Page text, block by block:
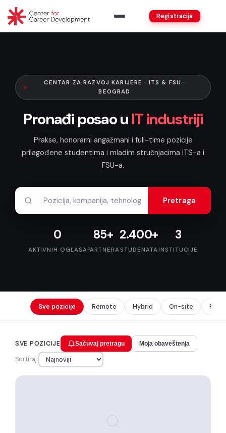
Registracija
CENTAR ZA RAZVOJ KARIJERE · ITS & FSU ·
BEOGRAD
Pronađi posao u IT industriji
Prakse, honorarni angažmani i full-time pozicije
prilagođene studentima i mladim stručnjacima ITS-a i
FSU-a.
Pretraga
0
AKTIVNIH OGLASA
85+
PARTNERA
2.400+
STUDENATA
3
INSTITUCIJE
Sve pozicije Remote Hybrid On-site
SVE POZICIJE Sačuvaj pretragu Moja obaveštenja
Sortiraj: